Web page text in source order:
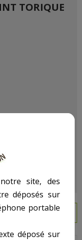
TORIQUE
site, des
déposés sur
portable
déposé sur